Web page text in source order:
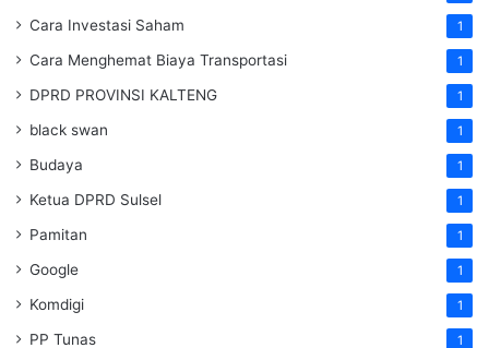
Cara Investasi Saham 1
Cara Menghemat Biaya Transportasi 1
DPRD PROVINSI KALTENG 1
black swan 1
Budaya 1
Ketua DPRD Sulsel 1
Pamitan 1
Google 1
Komdigi 1
PP Tunas 1